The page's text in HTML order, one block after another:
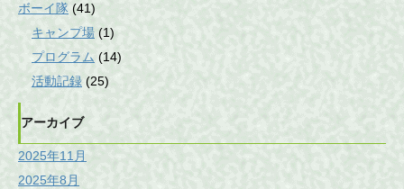
ボーイ隊 (41)
キャンプ場 (1)
プログラム (14)
活動記録 (25)
アーカイブ
2025年11月
2025年8月